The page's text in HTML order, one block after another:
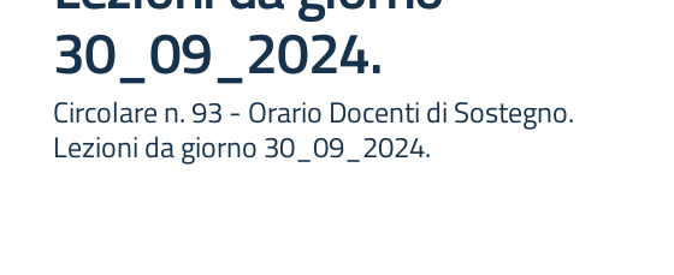
30_09_2024.
Circolare n. 93 - Orario Docenti di Sostegno.
Lezioni da giorno 30_09_2024.